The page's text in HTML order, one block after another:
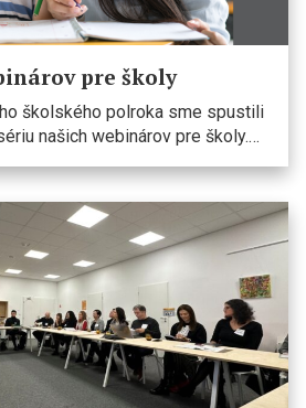
pre školy
školského polroka sme spustili
našich webinárov pre školy.…